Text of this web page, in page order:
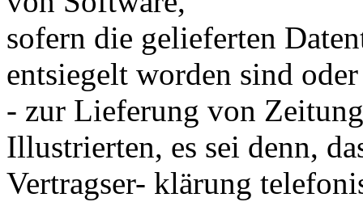
sofern die gelieferten
entsiegelt worden sind oder
- zur Lieferung von
Illustrierten, es sei denn,
Vertragser- klärung